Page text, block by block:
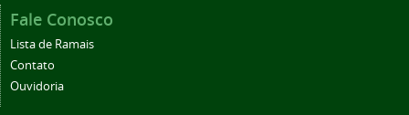
Fale Conosco
Lista de Ramais
Contato
Ouvidoria